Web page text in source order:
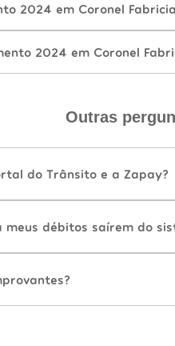
2024 em Coronel
2024 em Coronel
Outras
do Trânsito e a Zapay?
débitos saírem do